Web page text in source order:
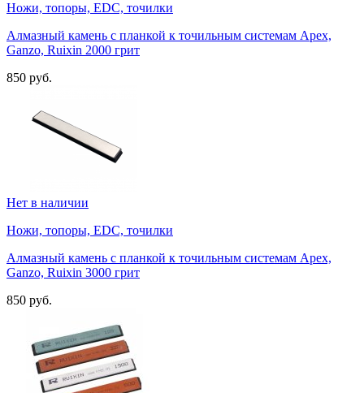
Ножи, топоры, EDC, точилки
Алмазный камень с планкой к точильным системам Apex,
Ganzo, Ruixin 2000 грит
850 руб.
Нет в наличии
Ножи, топоры, EDC, точилки
Алмазный камень с планкой к точильным системам Apex,
Ganzo, Ruixin 3000 грит
850 руб.